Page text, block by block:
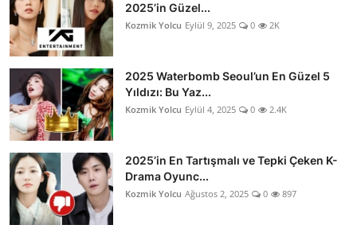
2025’in Güzel...
Kozmik Yolcu Eylül 9, 2025 0 2K
2025 Waterbomb Seoul’un En Güzel 5
Yıldızı: Bu Yaz...
Kozmik Yolcu Eylül 4, 2025 0 2.4K
2025’in En Tartışmalı ve Tepki Çeken K-
Drama Oyunc...
Kozmik Yolcu Ağustos 2, 2025 0 897